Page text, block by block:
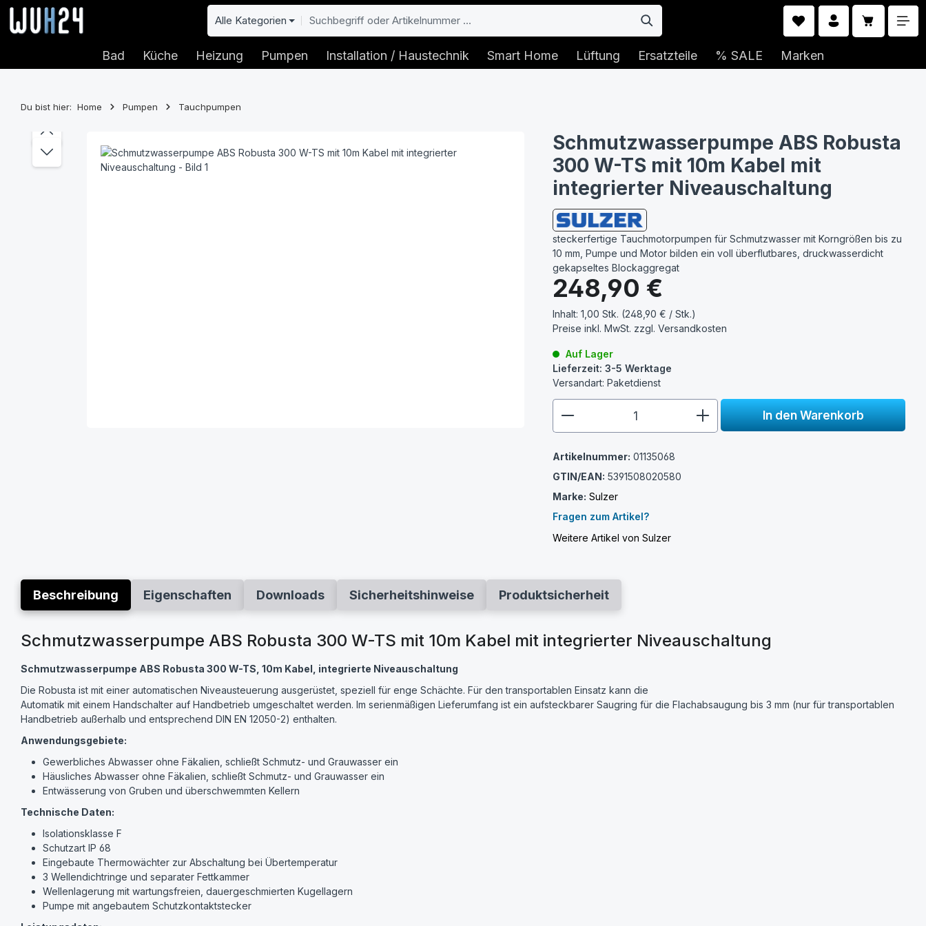
Hauptinhalt springen
Zur Suche springen
Zur Hauptnavigation springen Alle Kategorien
Bad Küche Heizung Pumpen Installation / Haustechnik Smart Home Lüftung Ersatzteile % SALE Marken
Du bist hier: Home Pumpen Tauchpumpen
Bildergalerie überspringen
Schmutzwasserpumpe ABS Robusta
300 W-TS mit 10m Kabel mit
integrierter Niveauschaltung
steckerfertige Tauchmotorpumpen für Schmutzwasser mit Korngrößen bis zu
10 mm, Pumpe und Motor bilden ein voll überflutbares, druckwasserdicht
gekapseltes Blockaggregat
Regulärer Preis:
248,90 €
Inhalt:1,00 Stk. (248,90 € / Stk.)
Preise inkl. MwSt. zzgl.Versandkosten
Auf Lager
Lieferzeit: 3-5 Werktage
Versandart: Paketdienst
In den Warenkorb
Artikelnummer: 01135068
GTIN/EAN: 5391508020580
Marke: Sulzer
Fragen zum Artikel?
Weitere Artikel von Sulzer
Beschreibung Eigenschaften Downloads Sicherheitshinweise Produktsicherheit
Schmutzwasserpumpe ABS Robusta 300 W-TS mit 10m Kabel mit integrierter Niveauschaltung
Schmutzwasserpumpe ABS Robusta 300 W-TS, 10m Kabel, integrierte Niveauschaltung
Die Robusta ist mit einer automatischen Niveausteuerung ausgerüstet, speziell für enge Schächte. Für den transportablen Einsatz kann die
Automatik mit einem Handschalter auf Handbetrieb umgeschaltet werden. Im serienmäßigen Lieferumfang ist ein aufsteckbarer Saugring für die Flachabsaugung bis 3 mm (nur für transportablen
Handbetrieb außerhalb und entsprechend DIN EN 12050-2) enthalten.
Anwendungsgebiete:
Gewerbliches Abwasser ohne Fäkalien, schließt Schmutz- und Grauwasser ein
Häusliches Abwasser ohne Fäkalien, schließt Schmutz- und Grauwasser ein
Entwässerung von Gruben und überschwemmten Kellern
Technische Daten:
Isolationsklasse F
Schutzart IP 68
Eingebaute Thermowächter zur Abschaltung bei Übertemperatur
3 Wellendichtringe und separater Fettkammer
Wellenlagerung mit wartungsfreien, dauergeschmierten Kugellagern
Pumpe mit angebautem Schutzkontaktstecker